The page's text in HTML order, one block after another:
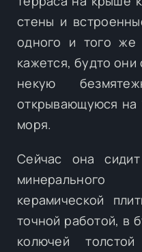
стены и
одного и того же
кажется, будто
некую
открывающуюся на
моря.
Сейчас она
керамической
точной работой, в
колючей